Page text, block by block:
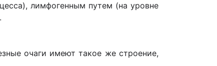
лимфогенным путем (на уровне
очаги имеют такое же строение,